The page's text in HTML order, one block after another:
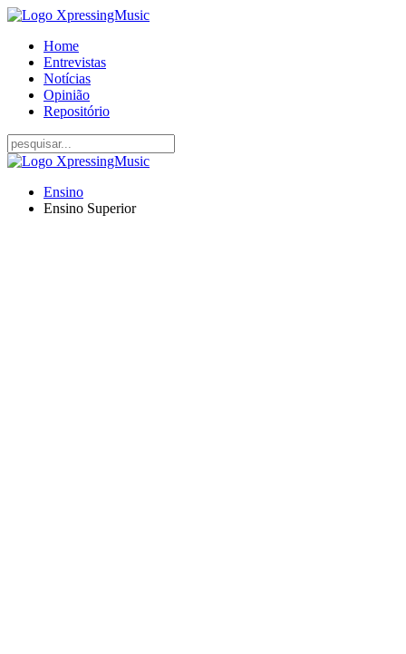
Home
Entrevistas
Notícias
Opinião
Repositório
Ensino
Ensino Superior